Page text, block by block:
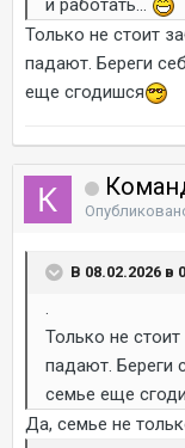
и работать...
Только не стоит
падают. Береги
еще сгодишся
В 08.02.2026 в
Только не
падают. Береги
семье еще
Да, семье не